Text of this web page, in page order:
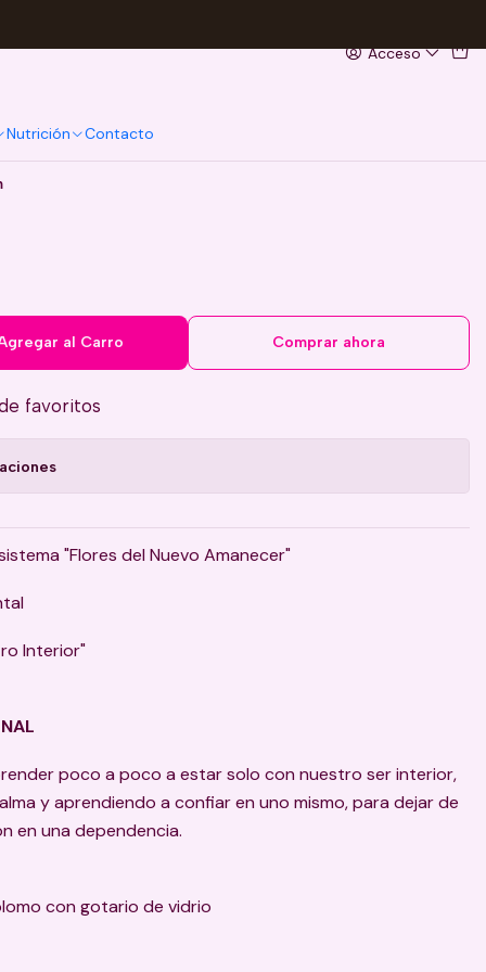
Acceso
Nutrición Contacto
al Carro Comprar ahora
favoritos
"Flores del Nuevo Amanecer"
Interior"
poco a poco a estar solo con nuestro ser interior,
y aprendiendo a confiar en uno mismo, para dejar de
en una dependencia.
con gotario de vidrio